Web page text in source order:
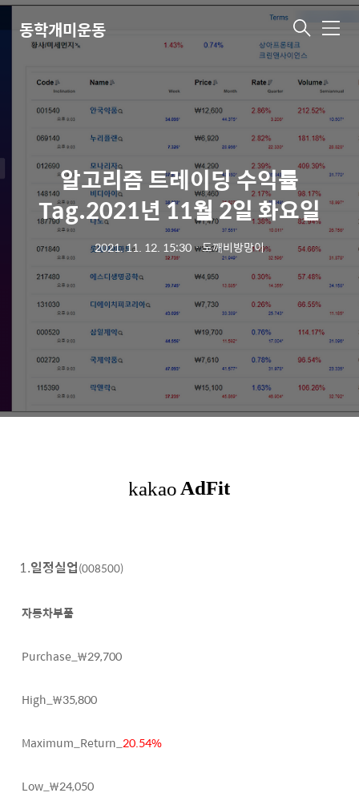
동학개미운동 메
알고리즘 트레이딩 수익률
Tag.2021년 11월 2일 화요일
2021. 11. 12. 15:30ㆍ도깨비방망이
1.일정실업(008500)
자동차부품
Purchase_₩29,700
High_₩35,800
Maximum_Return_ 20.54%
Low_₩24,050